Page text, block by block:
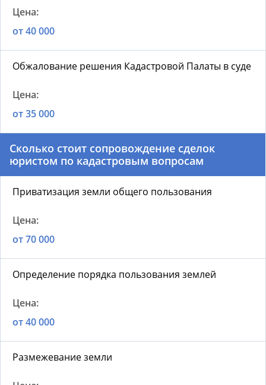
от 40 000
Обжалование решения Кадастровой Палаты в суде
от 35 000
Сколько стоит сопровождение сделок
юристом по кадастровым вопросам
Приватизация земли общего пользования
от 70 000
Определение порядка пользования землей
от 40 000
Размежевание земли